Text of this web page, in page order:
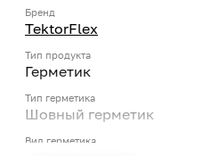
Бренд
TektorFlex
Тип продукта
Герметик
Тип герметика
Шовный герметик
Вид герметика